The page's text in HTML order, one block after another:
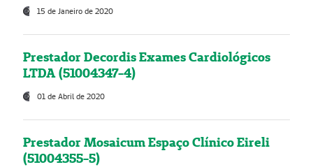
15 de Janeiro de 2020
Prestador Decordis Exames Cardiológicos
LTDA (51004347-4)
01 de Abril de 2020
Prestador Mosaicum Espaço Clínico Eireli
(51004355-5)